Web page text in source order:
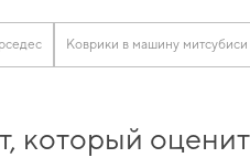
Коврики в машину митсубиси
который